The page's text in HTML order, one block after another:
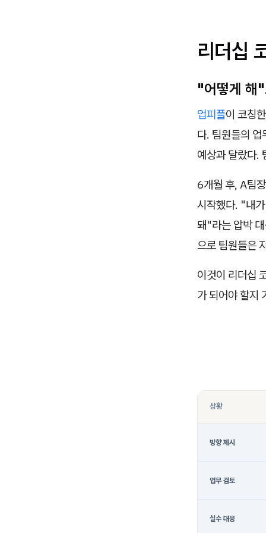
리더십
"어떻게 해
업피플이 코칭
다. 팀원들의
예상과 달랐다.
6개월 후, A팀
시작했다. "내
돼"라는 압박
으로 팀원들은
이것이 리더십
가 되어야 할지
상황
방향 제시
업무 검토
실수 대응